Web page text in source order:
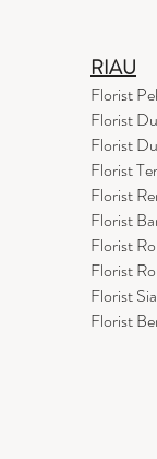
RIAU
Florist
Florist
Florist
Florist
Florist
Florist
Florist
Florist
Florist
Florist